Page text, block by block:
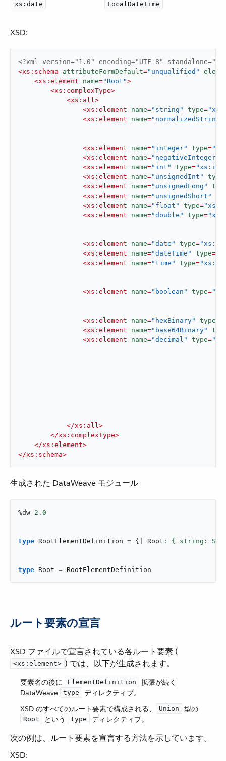
xs:date LocalDateTime
XSD:
<?xml version="1.0" encoding="UTF-8"
<xs:schema attributeFormDefault="unqualified"
<xs:element name="Root">
<xs:complexType>
<xs:all>
<xs:element name="string" type=
<xs:element name="normalizedString"
<xs:element name="integer" type=
<xs:element name="negativeInteger"
<xs:element name="int" type=
<xs:element name="unsignedInt" type
<xs:element name="unsignedLong"
<xs:element name="unsignedShort"
<xs:element name="float" type=
<xs:element name="double" type=
<xs:element name="date" type=
<xs:element name="dateTime" type=
<xs:element name="time" type=
<xs:element name="boolean" type=
<xs:element name="hexBinary" type
<xs:element name="base64Binary"
<xs:element name="decimal" type=
</xs:all>
</xs:complexType>
</xs:element>
</xs:schema>
生成された DataWeave モジュール
%dw 2.0
type RootElementDefinition = { | Root : { string:
type Root = RootElementDefinition
ルート要素の宣言
XSD ファイルで宣言されている各ルート要素 (​
<xs:element> ​) では、以下が生成されます。
要素名の後に ​ ElementDefinition
​ 拡張が続く
DataWeave ​
type
​ ディレクティブ。
XSD のすべてのルート要素で構成される、​
Union ​ 型の ​
Root ​ という ​ type ​ ディレクティブ。
次の例は、ルート要素を宣言する方法を示しています。
XSD: